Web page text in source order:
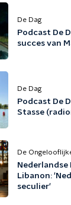
De Dag
Podcast De
succes van
De Dag
Podcast De
Stasse
De
Libanon:
seculier'